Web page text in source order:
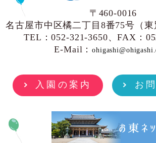
〒460-0016
名古屋市中区橘二丁目8番75号（東
TEL：052-321-3650、FAX：
E-Mail：
入園の案内 お